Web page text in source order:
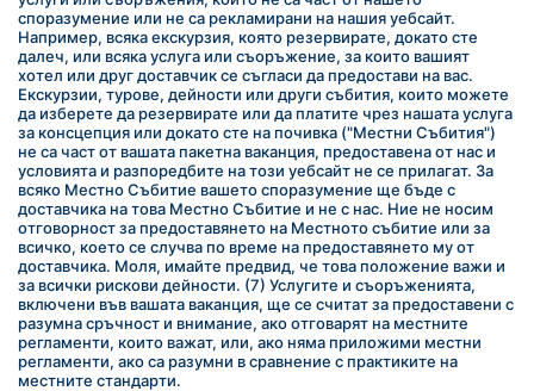
споразумение или не са рекламирани на нашия уебсайт.
Например, всяка екскурзия, която резервирате, докато сте
далеч, или всяка услуга или съоръжение, за които вашият
хотел или друг доставчик се съгласи да предостави на вас.
Екскурзии, турове, дейности или други събития, които можете
да изберете да резервирате или да платите чрез нашата услуга
за консцепция или докато сте на почивка ("Местни Събития")
не са част от вашата пакетна ваканция, предоставена от нас и
условията и разпоредбите на този уебсайт не се прилагат. За
всяко Местно Събитие вашето споразумение ще бъде с
доставчика на това Местно Събитие и не с нас. Ние не носим
отговорност за предоставянето на Местното събитие или за
всичко, което се случва по време на предоставянето му от
доставчика. Моля, имайте предвид, че това положение важи и
за всички рискови дейности. (7) Услугите и съоръженията,
включени във вашата ваканция, ще се считат за предоставени с
разумна сръчност и внимание, ако отговарят на местните
регламенти, които важат, или, ако няма приложими местни
регламенти, ако са разумни в сравнение с практиките на
местните стандарти.